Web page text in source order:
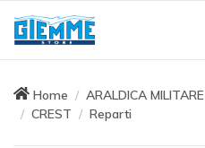
Home ARALDICA MILITARE
CREST
Reparti